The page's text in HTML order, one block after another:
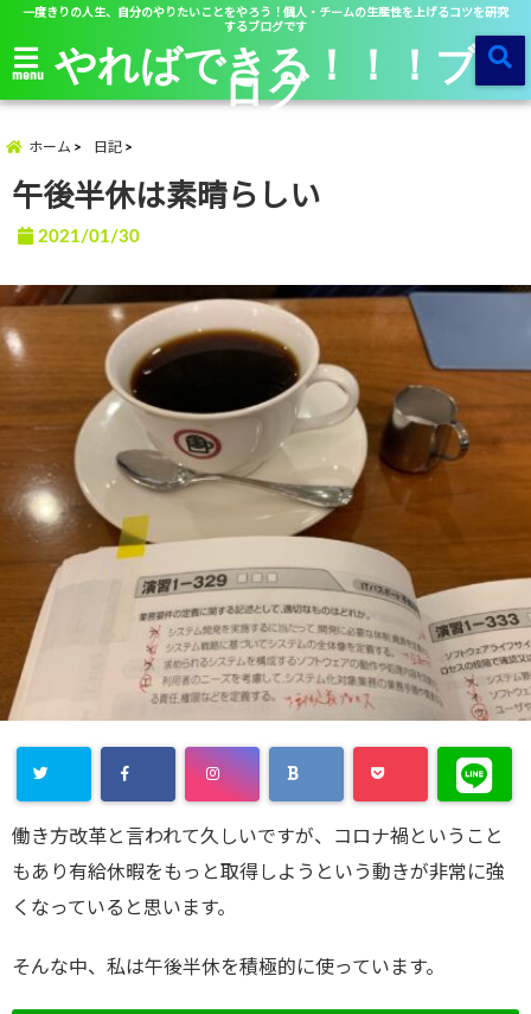
一度きりの人生、自分のやりたいことをやろう！個人・チームの生産性を上げるコツを研究
するブログです
menu やればできる！！！ブ
ログ
ホーム 日記
午後半休は素晴らしい
2021/01/30
働き方改革と言われて久しいですが、コロナ禍ということ
もあり有給休暇をもっと取得しようという動きが非常に強
くなっていると思います。
そんな中、私は午後半休を積極的に使っています。